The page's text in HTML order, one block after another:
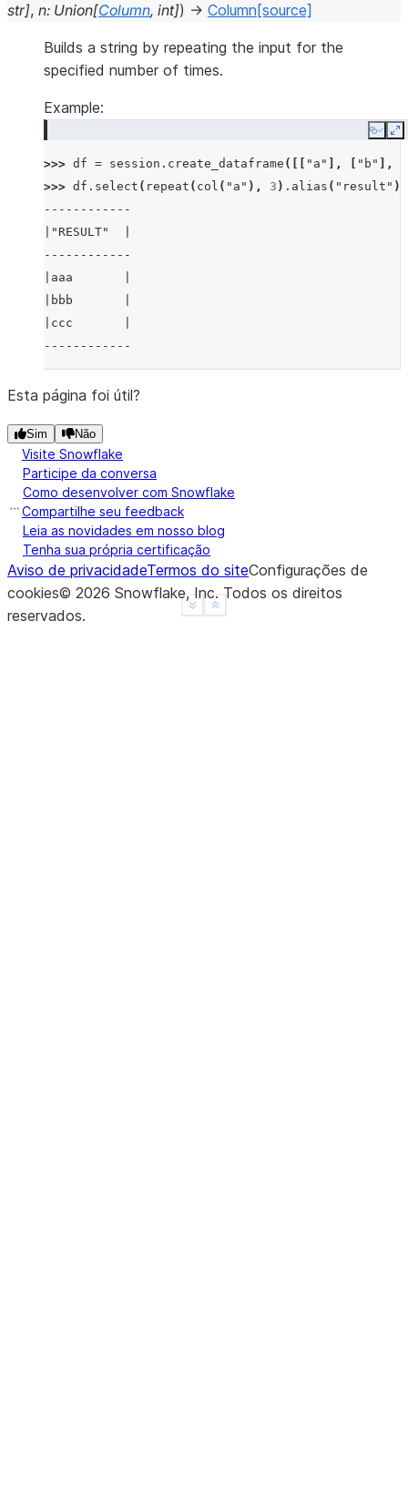
str], n: Union[Column, int]) → Column [source]
Builds a string by repeating the input for the
specified number of times.
Example:
Copy
>>> df = session . create_dataframe ([[ "a" ], "b" ],
>>> df . select ( repeat ( col ( "a" ), 3 ) . alias ( "result" ))
------------
|"RESULT"  |
------------
|aaa       |
|bbb       |
|ccc       |
------------
Show less
See more
Esta página foi útil?
Sim Não
Visite Snowflake
Participe da conversa
Como desenvolver com Snowflake
Compartilhe seu feedback
Leia as novidades em nosso blog
Tenha sua própria certificação
Aviso de privacidadeTermos do siteConfigurações de
cookies© 2026 Snowflake, Inc. Todos os direitos
reservados.